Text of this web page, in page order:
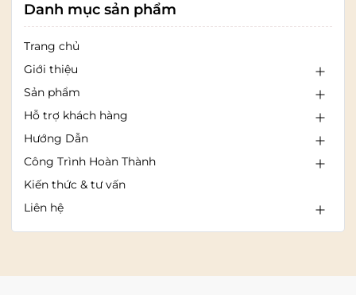
Danh mục sản phẩm
Trang chủ
Giới thiệu
Sản phẩm
Hỗ trợ khách hàng
Hướng Dẫn
Công Trình Hoàn Thành
Kiến thức & tư vấn
Liên hệ